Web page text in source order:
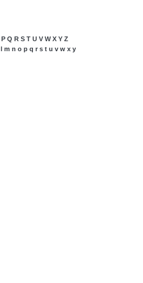
P Q R S T U V W X Y Z
l m n o p q r s t u v w x y